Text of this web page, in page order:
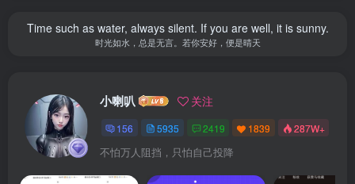
Time such as water, always silent. If you are well, it is sunny.
时光如水，总是无言。若你安好，便是晴天
小喇叭 关注
156 5935 2419 1839 287W+
不怕万人阻挡，只怕自己投降